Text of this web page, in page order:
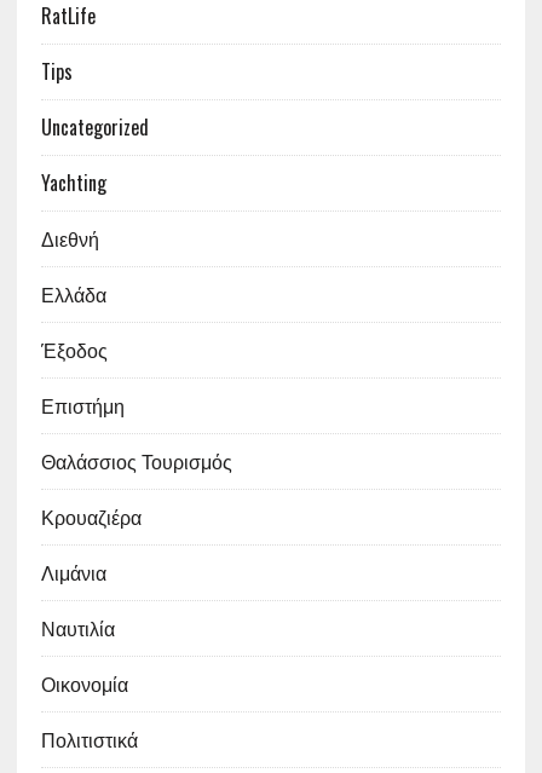
RatLife
Tips
Uncategorized
Yachting
Διεθνή
Ελλάδα
Έξοδος
Επιστήμη
Θαλάσσιος Τουρισμός
Κρουαζιέρα
Λιμάνια
Ναυτιλία
Οικονομία
Πολιτιστικά